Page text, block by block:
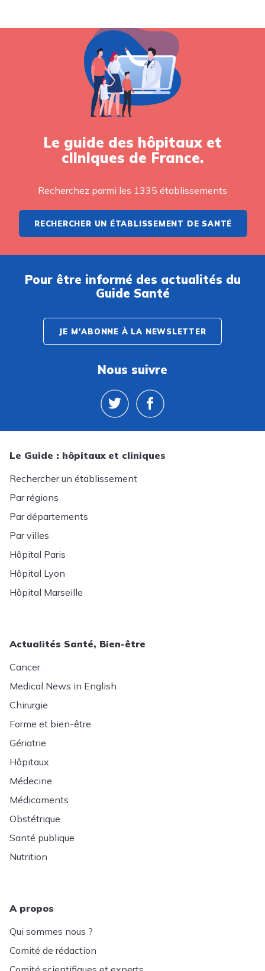
Le guide des hôpitaux et
cliniques de France.
Recherchez parmi les 1335 établissements
RECHERCHER UN ÉTABLISSEMENT DE SANTÉ
Pour être informé des actualités du
Guide Santé
JE M'ABONNE À LA NEWSLETTER
Nous suivre
Le Guide : hôpitaux et cliniques
Rechercher un établissement
Par régions
Par départements
Par villes
Hôpital Paris
Hôpital Lyon
Hôpital Marseille
Actualités Santé, Bien-être
Cancer
Medical News in English
Chirurgie
Forme et bien-être
Gériatrie
Hôpitaux
Médecine
Médicaments
Obstétrique
Santé publique
Nutrition
A propos
Qui sommes nous ?
Comité de rédaction